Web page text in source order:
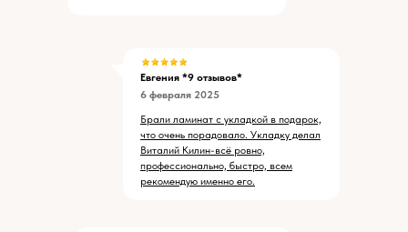
Евгения *9 отзывов*
Брали ламинат с укладкой в подарок,
что очень порадовало. Укладку делал
Виталий Килин-всё ровно,
профессионально, быстро, всем
рекомендую именно его.
6 февраля 2025